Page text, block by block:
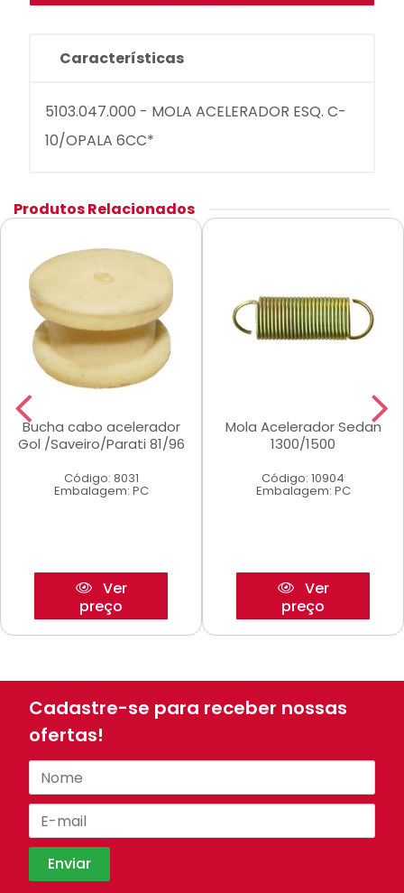
Características
5103.047.000 - MOLA ACELERADOR ESQ. C-
10/OPALA 6CC*
Produtos Relacionados
Bucha cabo acelerador
Gol /Saveiro/Parati 81/96
Código: 8031
Embalagem: PC
Ver
preço
Mola Acelerador Sedan
1300/1500
Código: 10904
Embalagem: PC
Ver
preço
Cadastre-se para receber nossas
ofertas!